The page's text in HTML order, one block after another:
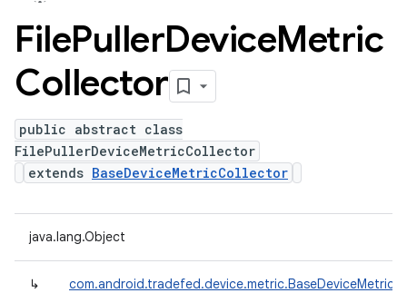
FilePullerDeviceMetric
Collector
public abstract class
FilePullerDeviceMetricCollector
extends BaseDeviceMetricCollector
java.lang.Object
↳